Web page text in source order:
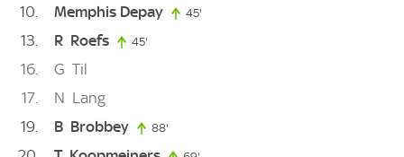
10 Memphis Depay 45'
13 R Roefs 45'
16 G Til
17
N Lang
19
B Brobbey 88'